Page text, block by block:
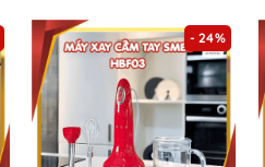
- 24%